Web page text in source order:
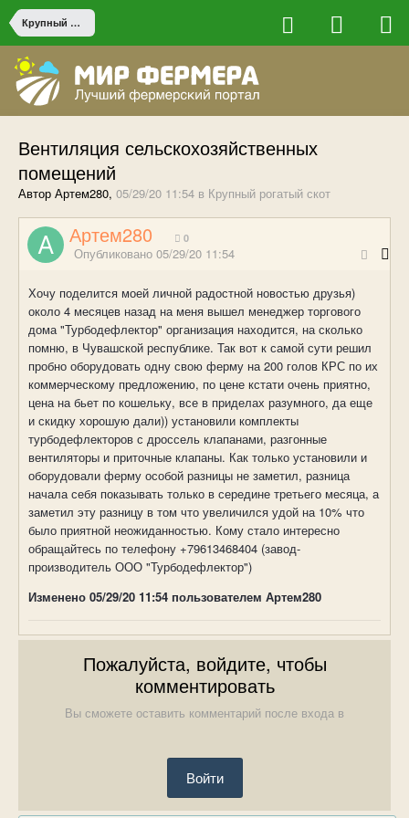
Крупный рогатый скот
Вентиляция сельскохозяйственных
помещений
Автор Артем280, 05/29/20 11:54 в Крупный рогатый скот
Артем280 0
Опубликовано 05/29/20 11:54
Хочу поделится моей личной радостной новостью друзья)
около 4 месяцев назад на меня вышел менеджер торгового
дома "Турбодефлектор" организация находится, на сколько
помню, в Чувашской республике. Так вот к самой сути решил
пробно оборудовать одну свою ферму на 200 голов КРС по их
коммерческому предложению, по цене кстати очень приятно,
цена на бьет по кошельку, все в приделах разумного, да еще
и скидку хорошую дали)) установили комплекты
турбодефлекторов с дроссель клапанами, разгонные
вентиляторы и приточные клапаны. Как только установили и
оборудовали ферму особой разницы не заметил, разница
начала себя показывать только в середине третьего месяца, а
заметил эту разницу в том что увеличился удой на 10% что
было приятной неожиданностью. Кому стало интересно
обращайтесь по телефону +79613468404 (завод-
производитель ООО "Турбодефлектор")
Изменено 05/29/20 11:54 пользователем Артем280
Пожалуйста, войдите, чтобы
комментировать
Вы сможете оставить комментарий после входа в
Войти